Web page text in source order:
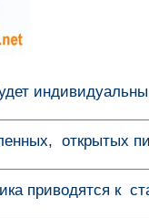
открытых
приводятся к